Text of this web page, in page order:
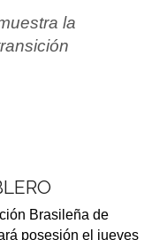
la
Brasileña de
posesión el jueves